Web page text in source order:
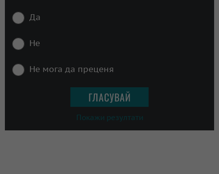
Да
Не
Не мога да преценя
Покажи резултати